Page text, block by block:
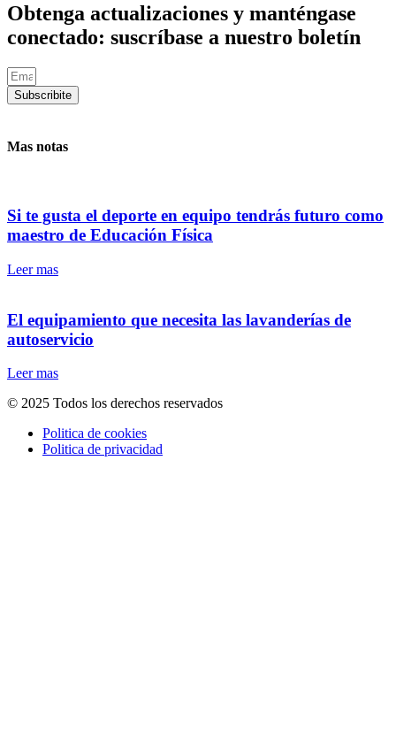
Obtenga actualizaciones y manténgase
conectado: suscríbase a nuestro boletín
Subscribite
Mas notas
Si te gusta el deporte en equipo tendrás futuro como
maestro de Educación Física
Leer mas
El equipamiento que necesita las lavanderías de
autoservicio
Leer mas
© 2025 Todos los derechos reservados
Politica de cookies
Politica de privacidad